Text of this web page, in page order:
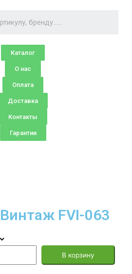
Каталог
О нас
Оплата
Доставка
Контакты
Гарантии
FVI-063
В корзину